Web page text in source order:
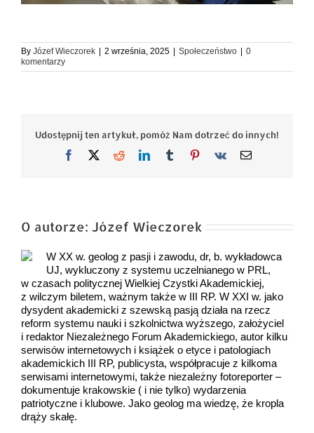
By Józef Wieczorek 2 września, 2025 Społeczeństwo
0
komentarzy
Udostępnij ten artykuł, pomóż Nam dotrzeć do innych!
Facebook
X RedditLinkedInTumblrPinterest
Vk Email
O autorze: Józef Wieczorek
W XX w. geolog z pasji i zawodu, dr, b. wykładowca
UJ, wykluczony z systemu uczelnianego w PRL,
w czasach politycznej Wielkiej Czystki Akademickiej,
z wilczym biletem, ważnym także w III RP. W XXI w. jako
dysydent akademicki z szewską pasją działa na rzecz
reform systemu nauki i szkolnictwa wyższego, założyciel
i redaktor Niezależnego Forum Akademickiego, autor kilku
serwisów internetowych i książek o etyce i patologiach
akademickich III RP, publicysta, współpracuje z kilkoma
serwisami internetowymi, także niezależny fotoreporter –
dokumentuje krakowskie ( i nie tylko) wydarzenia
patriotyczne i klubowe. Jako geolog ma wiedzę, że kropla
drąży skałę.